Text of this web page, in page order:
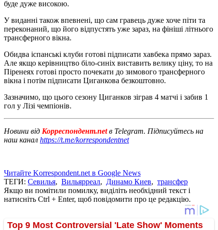
буде дуже високою.
У виданні також впевнені, що сам гравець дуже хоче піти та
переконаний, що його відпустять уже зараз, на фініші літнього
трансферного вікна.
Обидва іспанські клуби готові підписати хавбека прямо зараз.
Але якщо керівництво біло-синіх виставить велику ціну, то на
Піренеях готові просто почекати до зимового трансферного
вікна і потім підписати Циганкова безкоштовно.
Зазначимо, що цього сезону Циганков зіграв 4 матчі і забив 1
гол у Лізі чемпіонів.
Новини від Корреспондент.netв Telegram. Підписуйтесь на
наш канал https://t.me/korrespondentnet
Читайте Korrespondent.net в Google News
ТЕГИ: Севилья, Вильярреал, Динамо Киев, трансфер
Якщо ви помітили помилку, виділіть необхідний текст і
натисніть Ctrl + Enter, щоб повідомити про це редакцію.